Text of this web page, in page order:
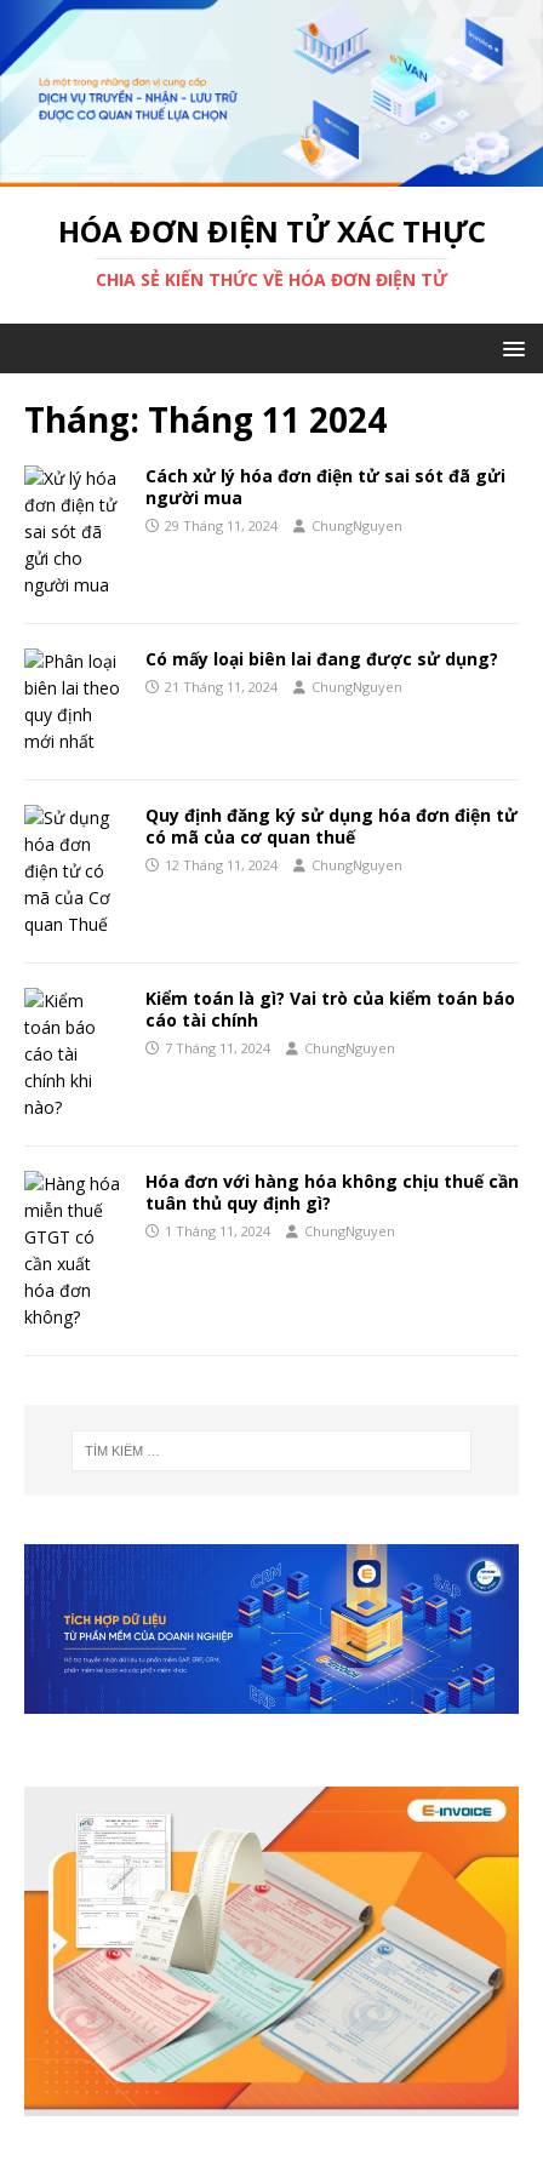
HÓA ĐƠN ĐIỆN TỬ XÁC THỰC
CHIA SẺ KIẾN THỨC VỀ HÓA ĐƠN ĐIỆN TỬ
Tháng: Tháng 11 2024
Cách xử lý hóa đơn điện tử sai sót đã gửi
người mua
29 Tháng 11, 2024 ChungNguyen
Có mấy loại biên lai đang được sử dụng?
21 Tháng 11, 2024 ChungNguyen
Quy định đăng ký sử dụng hóa đơn điện tử
có mã của cơ quan thuế
12 Tháng 11, 2024 ChungNguyen
Kiểm toán là gì? Vai trò của kiểm toán báo
cáo tài chính
7 Tháng 11, 2024 ChungNguyen
Hóa đơn với hàng hóa không chịu thuế cần
tuân thủ quy định gì?
1 Tháng 11, 2024 ChungNguyen